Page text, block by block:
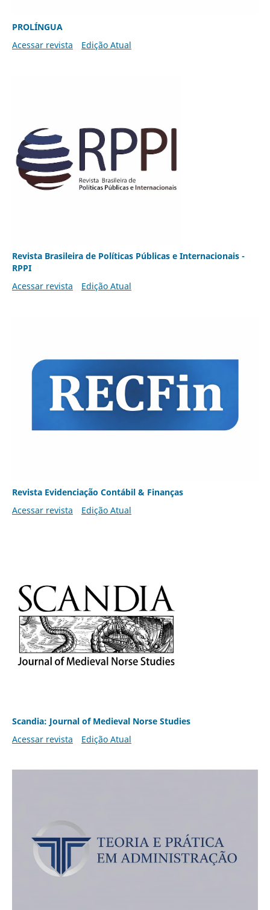
PROLÍNGUA
Acessar revista
Edição Atual
Revista Brasileira de Políticas Públicas e Internacionais -
RPPI
Acessar revista
Edição Atual
Revista Evidenciação Contábil & Finanças
Acessar revista
Edição Atual
Scandia: Journal of Medieval Norse Studies
Acessar revista
Edição Atual